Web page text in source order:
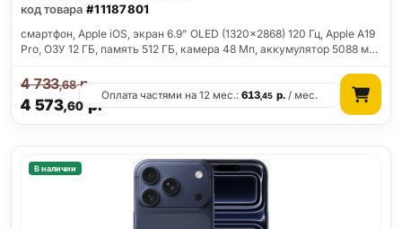
код товара #11187801
смартфон, Apple iOS, экран 6.9" OLED (1320x2868) 120 Гц, Apple A19
Pro, ОЗУ 12 ГБ, память 512 ГБ, камера 48 Мп, аккумулятор 5088 м…
4 573,60 р.
4 733,68р.
Оплата частями на 12 мес.:613,45 р./ мес.
В наличии